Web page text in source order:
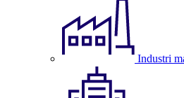
Industri